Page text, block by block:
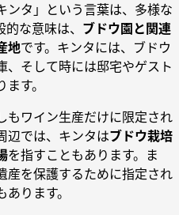
ンタ」という言葉は、多様な
な意味は、 ブドウ園と関連
地です。キンタには、ブドウ
、そして時には邸宅やゲスト
す。
もワイン生産だけに限定され
辺では、キンタはブドウ栽培
を指すこともあります。ま
産を保護するために指定され
ります。